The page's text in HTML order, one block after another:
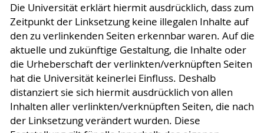
Die Universität erklärt hiermit ausdrücklich, dass zum
Zeitpunkt der Linksetzung keine illegalen Inhalte auf
den zu verlinkenden Seiten erkennbar waren. Auf die
aktuelle und zukünftige Gestaltung, die Inhalte oder
die Urheberschaft der verlinkten/verknüpften Seiten
hat die Universität keinerlei Einfluss. Deshalb
distanziert sie sich hiermit ausdrücklich von allen
Inhalten aller verlinkten/verknüpften Seiten, die nach
der Linksetzung verändert wurden. Diese